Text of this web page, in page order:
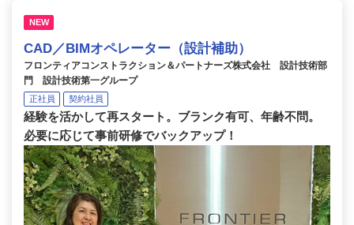
NEW
CAD／BIMオペレーター（設計補助）
フロンティアコンストラクション＆パートナーズ株式会社 設計技術部
門 設計技術第一グループ
正社員 契約社員
経験を活かして再スタート。ブランク有可、年齢不問。
必要に応じて事前研修でバックアップ！